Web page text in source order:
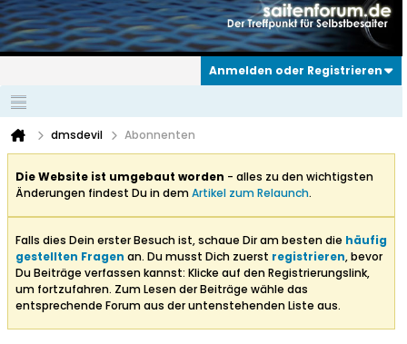
Anmelden oder Registrieren
dmsdevil Abonnenten
Die Website ist umgebaut worden - alles zu den wichtigsten
Änderungen findest Du in demArtikel zum Relaunch.
Falls dies Dein erster Besuch ist, schaue Dir am besten die häufig
gestellten Fragen an. Du musst Dich zuerst registrieren, bevor
Du Beiträge verfassen kannst: Klicke auf den Registrierungslink,
um fortzufahren. Zum Lesen der Beiträge wähle das
entsprechende Forum aus der untenstehenden Liste aus.